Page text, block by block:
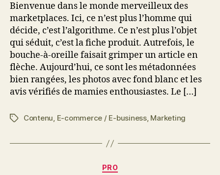
Bienvenue dans le monde merveilleux des
marketplaces. Ici, ce n’est plus l’homme qui
décide, c’est l’algorithme. Ce n’est plus l’objet
qui séduit, c’est la fiche produit. Autrefois, le
bouche-à-oreille faisait grimper un article en
flèche. Aujourd’hui, ce sont les métadonnées
bien rangées, les photos avec fond blanc et les
avis vérifiés de mamies enthousiastes. Le […]
Étiquettes
Contenu, E-commerce / E-business, Marketing
Catégories
PRO